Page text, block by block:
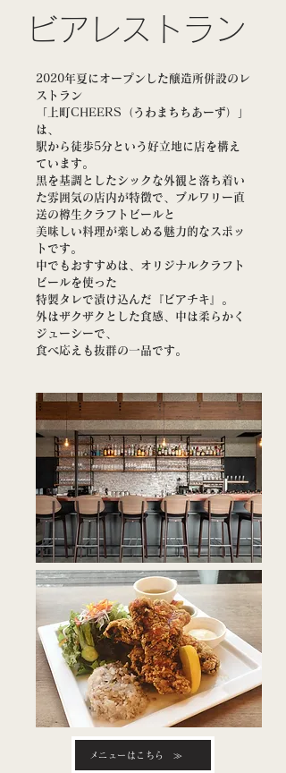
ビアレストラン
2020年夏にオープンした醸造所併設のレ
ストラン
「上町CHEERS（うわまちちあーず）」
は、
駅から徒歩5分という好立地に店を構え
ています。
黒を基調としたシックな外観と落ち着い
た雰囲気の店内が特徴で、ブルワリー直
送の樽生クラフトビールと
美味しい料理が楽しめる魅力的なスポッ
トです。
中でもおすすめは、オリジナルクラフト
ビールを使った
特製タレで漬け込んだ『ビアチキ』。
外はザクザクとした食感、中は柔らかく
ジューシーで、
食べ応えも抜群の一品です。
メニューはこちら ≫